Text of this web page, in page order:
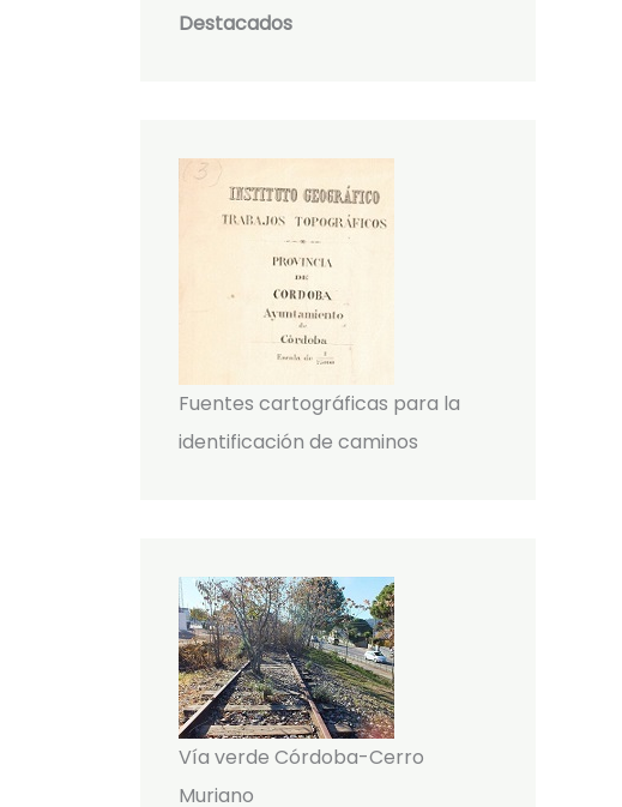
Destacados
Fuentes cartográficas para la
identificación de caminos
Vía verde Córdoba-Cerro
Muriano